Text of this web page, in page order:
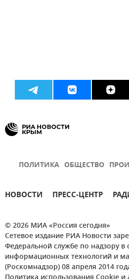
ПОЛИТИКА ОБЩЕСТВО
НОВОСТИ ПРЕСС-ЦЕНТР
© 2026 МИА «Россия сегодня»
Сетевое издание РИА Новости
Федеральной службе по надзору в
информационных технологий и
(Роскомнадзор) 08 апреля 2014